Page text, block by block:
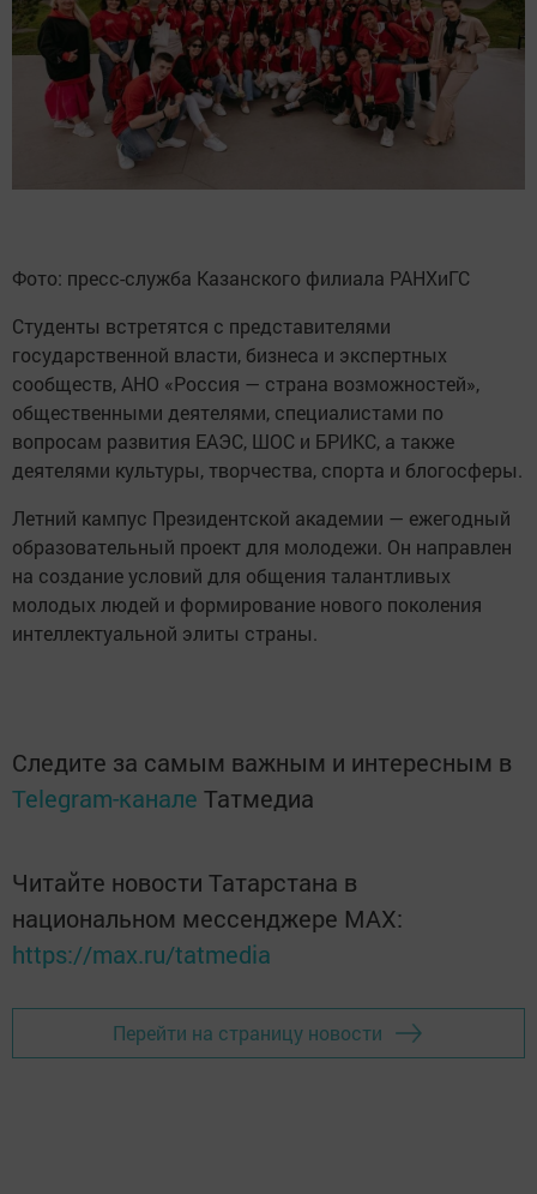
Фото: пресс-служба Казанского филиала РАНХиГС
Студенты встретятся с представителями
государственной власти, бизнеса и экспертных
сообществ, АНО «Россия — страна возможностей»,
общественными деятелями, специалистами по
вопросам развития ЕАЭС, ШОС и БРИКС, а также
деятелями культуры, творчества, спорта и блогосферы.
Летний кампус Президентской академии — ежегодный
образовательный проект для молодежи. Он направлен
на создание условий для общения талантливых
молодых людей и формирование нового поколения
интеллектуальной элиты страны.
Следите за самым важным и интересным в
Telegram-канале Татмедиа
Читайте новости Татарстана в
национальном мессенджере MАХ:
https://max.ru/tatmedia
Перейти на страницу новости